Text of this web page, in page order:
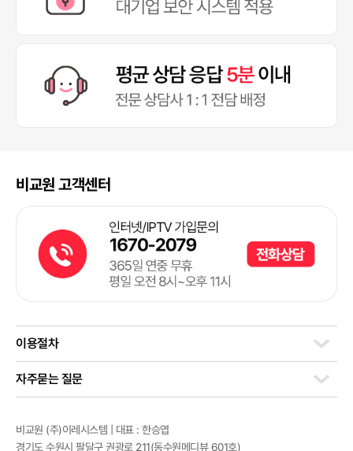
비교원 고객센터
이용절차
자주묻는 질문
비교원 (주)이레시스템 | 대표 : 한승엽
경기도 수원시 팔달구 권광로 211(동수원메디뷰 601호)